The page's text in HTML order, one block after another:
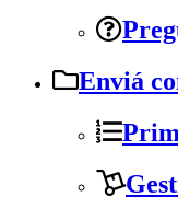
Enviá